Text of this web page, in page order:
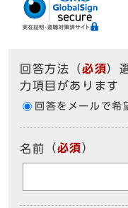
回答方法 （必須）
力項目があります
回答をメールで希
名前 （必須）